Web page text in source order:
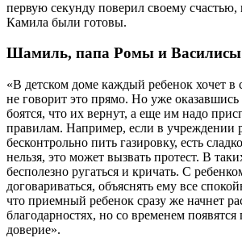
первую секунду поверил своему
Камила были готовы.
Шамиль, папа Ромы и
«В детском доме каждый ребенок хочет
не говорит это прямо. Но уже оказавшись
боятся, что их вернут, а еще им надо
правилам. Например, если в учреждении
бесконтрольно пить газировку, есть
нельзя, это может вызвать протест. В
бесполезно ругаться и кричать. С
договариваться, объяснять ему все
что приемный ребенок сразу же начнет
благодарностях, но со временем появятся
доверие».